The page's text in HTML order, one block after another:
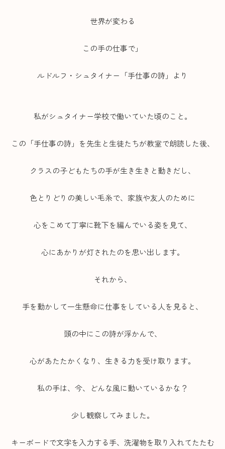
世界が変わる
この手の仕事で」
ルドルフ・シュタイナー「手仕事の詩」より
私がシュタイナー学校で働いていた頃のこと。
この「手仕事の詩」を先生と生徒たちが教室で朗読した後、
クラスの子どもたちの手が生き生きと動きだし、
色とりどりの美しい毛糸で、家族や友人のために
心をこめて丁寧に靴下を編んでいる姿を見て、
心にあかりが灯されたのを思い出します。
それから、
手を動かして一生懸命に仕事をしている人を見ると、
頭の中にこの詩が浮かんで、
心があたたかくなり、生きる力を受け取ります。
私の手は、今、どんな風に動いているかな？
少し観察してみました。
キーボードで文字を入力する手、洗濯物を取り入れてたたむ